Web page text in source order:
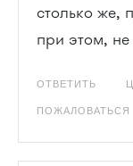
столько же,
при этом,
ОТВЕТИТЬ
ПОЖАЛОВАТЬСЯ